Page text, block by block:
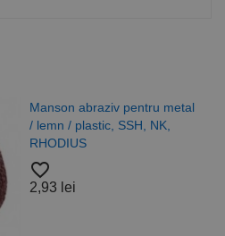
metal
NK,